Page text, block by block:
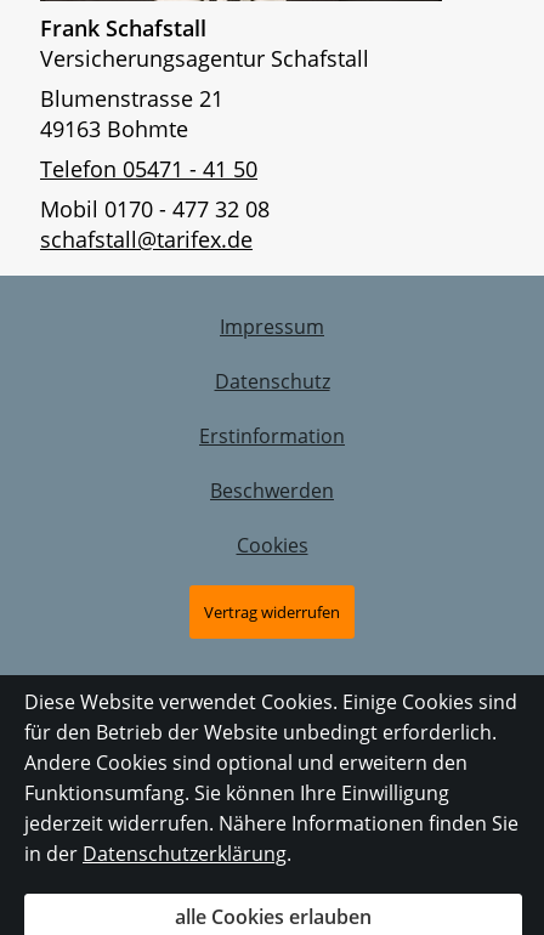
Frank Schafstall
Versicherungsagentur Schafstall
Blumenstrasse 21
49163 Bohmte
Telefon 05471 - 41 50
Mobil 0170 - 477 32 08
schafstall@tarifex.de
Impressum
Datenschutz
Erstinformation
Beschwerden
Cookies
Vertrag widerrufen
Diese Website verwendet Cookies. Einige Cookies sind
für den Betrieb der Website unbedingt erforderlich.
Andere Cookies sind optional und erweitern den
Funktionsumfang. Sie können Ihre Einwilligung
jederzeit widerrufen. Nähere Informationen finden Sie
in der Datenschutzerklärung.
alle Cookies erlauben